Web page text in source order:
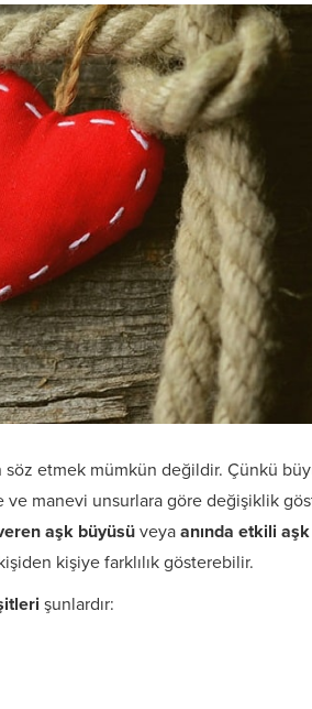
etmek mümkün değildir. Çünkü
manevi unsurlara göre değişiklik
aşk büyüsü veya anında etkili
kişiye farklılık gösterebilir.
şunlardır: